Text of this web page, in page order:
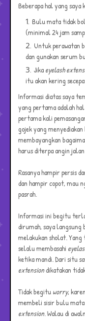
Beberapa hal yang saya
Bulu mata tidak
(minimal 24 jam
Untuk perawatan
dan gunakan serum
Jikaeyelash
itu akan kering
Informasi diatas saya
yang pertama adalah
pertama kali
gojek yang
membayangkan
harus diterpa angin
Rasanya hampir persis
dan hampir copot, mau
pasrah.
Informasi ini begitu
dirumah, saya
melakukan sholat. Yang
selalu membasahi
ketika mandi. Dari situ
extensiondikatakan
Tidak begituworry,
membeli sisir bulu
extension. Walau di